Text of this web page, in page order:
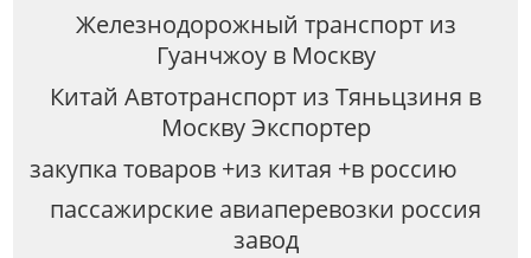
Железнодорожный транспорт из
Гуанчжоу в Москву
Китай Автотранспорт из Тяньцзиня в
Москву Экспортер
закупка товаров +из китая +в россию
пассажирские авиаперевозки россия
завод